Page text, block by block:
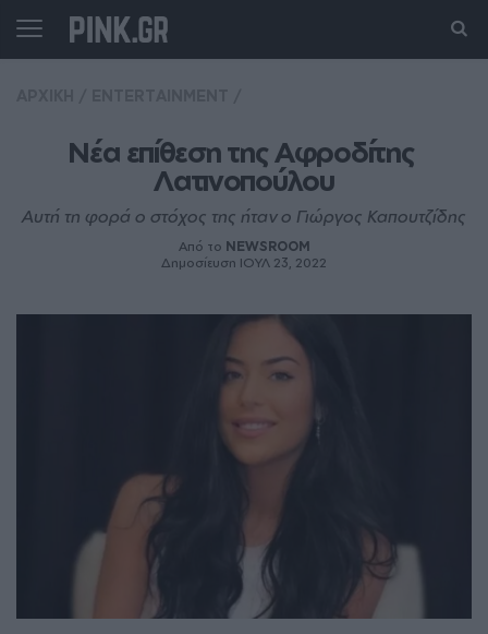
Nέα επίθεση της Αφροδίτης
Λατινοπούλου
Αυτή τη φορά ο στόχος της ήταν ο Γιώργος Καπουτζίδης
Από το NEWSROOM
Δημοσίευση ΙΟΥΛ 23, 2022